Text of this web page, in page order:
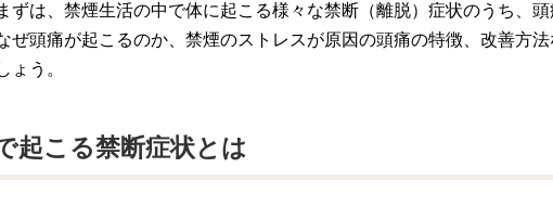
ずは、禁煙生活の中で体に起こる様々な禁断（離脱）症状のうち、頭
ぜ頭痛が起こるのか、禁煙のストレスが原因の頭痛の特徴、改善方
ょう。
起こる禁断症状とは